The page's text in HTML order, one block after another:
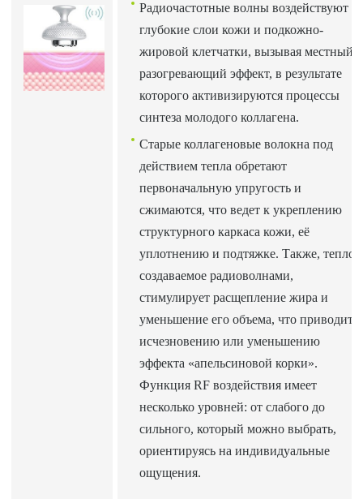
Радиочастотные волны воздействуют
глубокие слои кожи и подкожно-
жировой клетчатки, вызывая местный
разогревающий эффект, в результате
которого активизируются процессы
синтеза молодого коллагена.
Старые коллагеновые волокна под
действием тепла обретают
первоначальную упругость и
сжимаются, что ведет к укреплению
структурного каркаса кожи, её
уплотнению и подтяжке. Также, тепло,
создаваемое радиоволнами,
стимулирует расщепление жира и
уменьшение его объема, что приводит к
исчезновению или уменьшению
эффекта «апельсиновой корки».
Функция RF воздействия имеет
несколько уровней: от слабого до
сильного, который можно выбрать,
ориентируясь на индивидуальные
ощущения.